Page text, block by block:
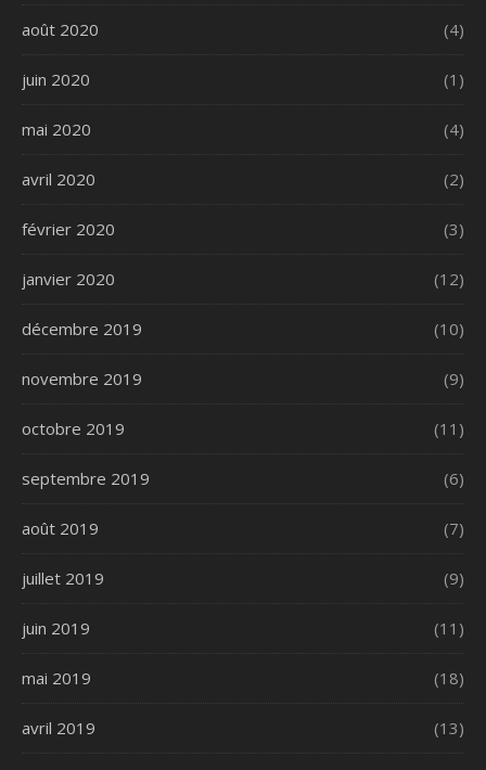
août 2020 (4)
juin 2020 (1)
mai 2020 (4)
avril 2020 (2)
février 2020 (3)
janvier 2020 (12)
décembre 2019 (10)
novembre 2019 (9)
octobre 2019 (11)
septembre 2019 (6)
août 2019 (7)
juillet 2019 (9)
juin 2019 (11)
mai 2019 (18)
avril 2019 (13)